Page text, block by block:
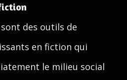
des outils de
en fiction qui
le milieu social